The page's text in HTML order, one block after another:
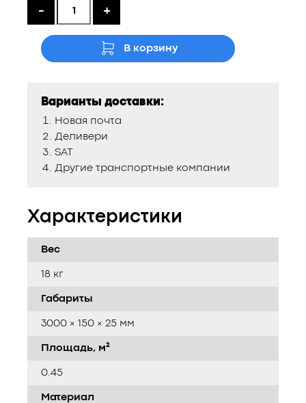
составляла
4230 ₴.
3725 ₴.
- +
В корзину
Варианты доставки:
Новая почта
Деливери
SAT
Другие транспортные компании
Характеристики
Вес
18 кг
Габариты
3000 × 150 × 25 мм
Площадь, м²
0.45
Материал